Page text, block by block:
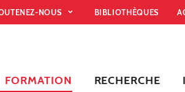
NOUS BIBLIOTHÈQUES
FORMATION RECHERCHE